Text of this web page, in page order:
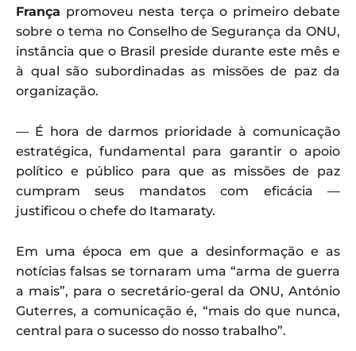
França promoveu nesta terça o primeiro debate
sobre o tema no Conselho de Segurança da ONU,
instância que o Brasil preside durante este mês e
à qual são subordinadas as missões de paz da
organização.
— É hora de darmos prioridade à comunicação
estratégica, fundamental para garantir o apoio
político e público para que as missões de paz
cumpram seus mandatos com eficácia —
justificou o chefe do Itamaraty.
Em uma época em que a desinformação e as
notícias falsas se tornaram uma “arma de guerra
a mais”, para o secretário-geral da ONU, António
Guterres, a comunicação é, “mais do que nunca,
central para o sucesso do nosso trabalho”.